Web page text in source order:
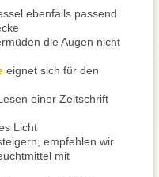
ebenfalls passend
die Augen nicht
eignet sich für den
einer Zeitschrift
Licht
empfehlen wir
mit